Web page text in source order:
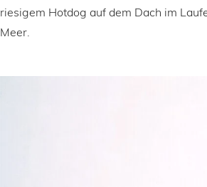
riesigem Hotdog auf dem Dach im
Meer.